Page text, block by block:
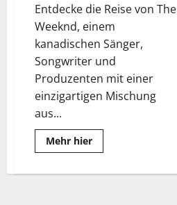
Entdecke die Reise von The
Weeknd, einem
kanadischen Sänger,
Songwriter und
Produzenten mit einer
einzigartigen Mischung
aus...
Mehr hierRead
more
Weeknd: